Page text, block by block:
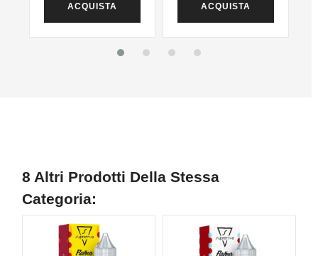
ACQUISTA ACQUISTA
8 Altri Prodotti Della Stessa
Categoria: